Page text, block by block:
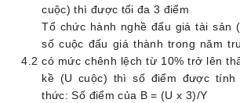
cuộc) thì được tối đa 3 điểm
4.2
Tổ chức hành nghề đấu giá tài sản
số cuộc đấu giá thành trong năm
có mức chênh lệch từ 10% trở lên
kề (U cuộc) thì số điểm được tính
thức: Số điểm của B = (U x 3)/Y